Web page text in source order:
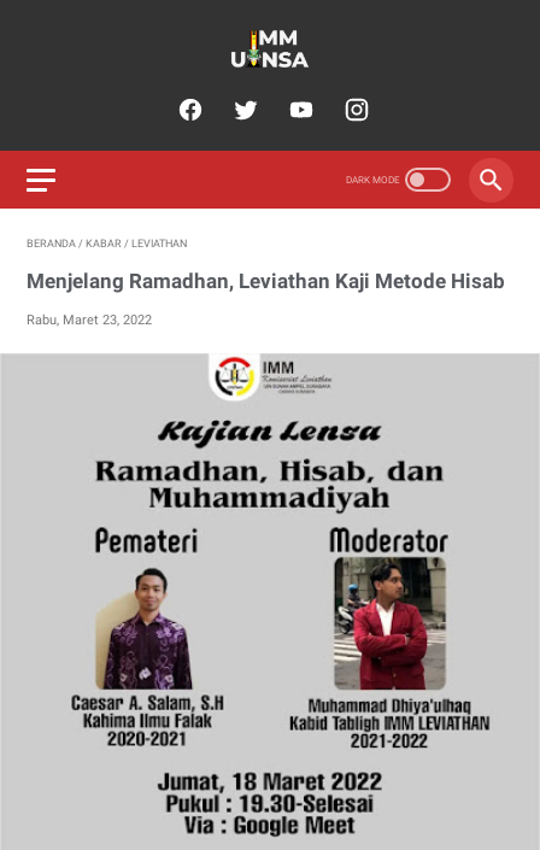
BERANDA / KABAR / LEVIATHAN
Menjelang Ramadhan, Leviathan Kaji Metode Hisab
Rabu, Maret 23, 2022